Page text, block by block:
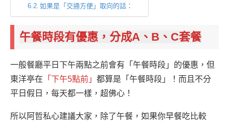
如果是「交通方便」取向的話：
午餐時段有優惠，分成A、B、C套餐
一般餐廳平日下午兩點之前會有「午餐時段」的優惠，但
東洋亭在 「下午5點前」 都算是「午餐時段」！而且不分
平日假日，每天都一樣，超佛心！
所以阿哲私心建議大家，除了午餐，如果你早餐吃比較